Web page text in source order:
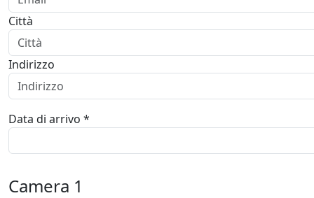
Città
Indirizzo
Data di arrivo *
Camera 1